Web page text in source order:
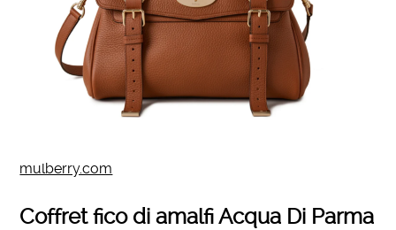
mulberry.com
Coffret fico di amalfi Acqua Di Parma